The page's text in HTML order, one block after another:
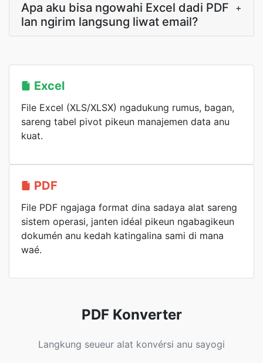
Apa aku bisa ngowahi Excel dadi PDF
lan ngirim langsung liwat email?
+
Excel
File Excel (XLS/XLSX) ngadukung rumus, bagan,
sareng tabel pivot pikeun manajemen data anu
kuat.
PDF
File PDF ngajaga format dina sadaya alat sareng
sistem operasi, janten idéal pikeun ngabagikeun
dokumén anu kedah katingalina sami di mana
waé.
PDF Konverter
Langkung seueur alat konvérsi anu sayogi